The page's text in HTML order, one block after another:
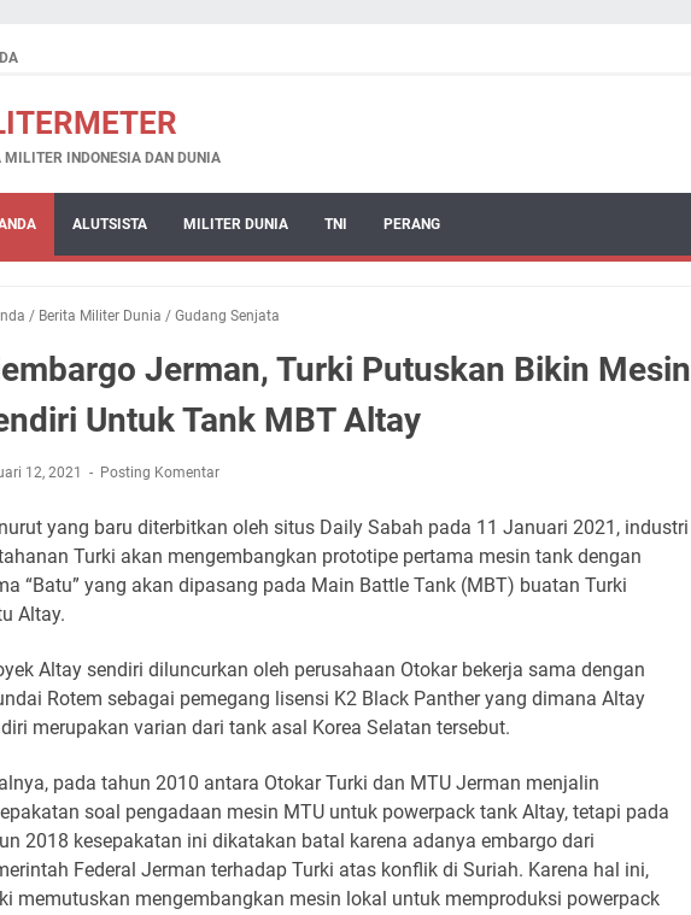
MILITER INDONESIA DAN DUNIA
ALUTSISTA MILITER DUNIA TNI PERANG
/ Berita Militer Dunia / Gudang Senjata
Jerman, Turki Putuskan Bikin Mesin
Untuk Tank MBT Altay
12, 2021 Posting Komentar
yang baru diterbitkan oleh situs Daily Sabah pada 11 Januari 2021, industri
Turki akan mengembangkan prototipe pertama mesin tank dengan
“Batu” yang akan dipasang pada Main Battle Tank (MBT) buatan Turki
Altay.
Altay sendiri diluncurkan oleh perusahaan Otokar bekerja sama dengan
Rotem sebagai pemegang lisensi K2 Black Panther yang dimana Altay
merupakan varian dari tank asal Korea Selatan tersebut.
pada tahun 2010 antara Otokar Turki dan MTU Jerman menjalin
soal pengadaan mesin MTU untuk powerpack tank Altay, tetapi pada
2018 kesepakatan ini dikatakan batal karena adanya embargo dari
Federal Jerman terhadap Turki atas konflik di Suriah. Karena hal ini,
memutuskan mengembangkan mesin lokal untuk memproduksi powerpack